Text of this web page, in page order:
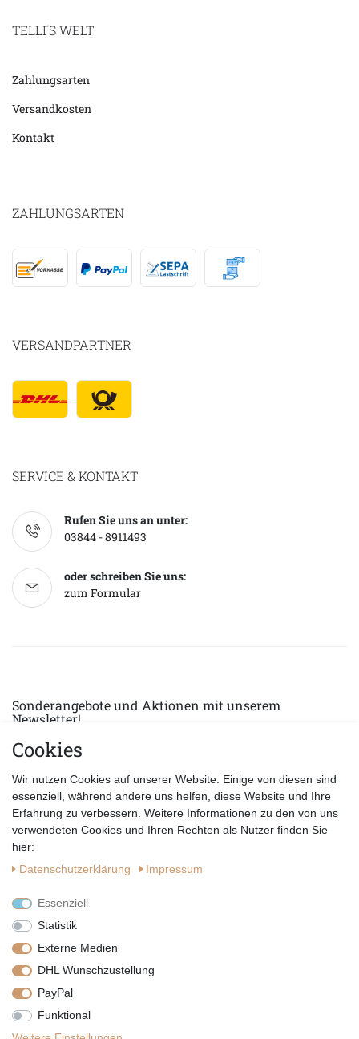
TELLI´S WELT
Zahlungsarten
Versandkosten
Kontakt
ZAHLUNGSARTEN
VERSANDPARTNER
SERVICE & KONTAKT
Rufen Sie uns an unter:
03844 - 8911493
oder schreiben Sie uns:
zum Formular
Sonderangebote und Aktionen mit unserem
Newsletter!
E-MAIL *
Datenschutzerklärung
Vertrag widerrufen
Cookies
Wir nutzen Cookies auf unserer Website. Einige von diesen sind
essenziell, während andere uns helfen, diese Website und Ihre
Erfahrung zu verbessern. Weitere Informationen zu den von uns
verwendeten Cookies und Ihren Rechten als Nutzer finden Sie
hier:
Daten­schutz­erklärung
Impressum
Essenziell
Statistik
Externe Medien
DHL Wunschzustellung
PayPal
Funktional